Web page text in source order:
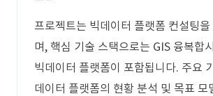
프로젝트는 빅데이터 플랫폼 컨설팅
며, 핵심 기술 스택으로는 GIS 융복합
빅데이터 플랫폼이 포함됩니다. 주요
데이터 플랫폼의 현황 분석 및 목표 모